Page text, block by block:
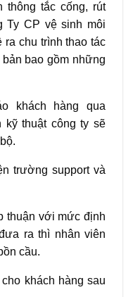
thông tắc cống, rút
Ty CP vệ sinh môi
chu trình thao tác
bao gồm những
khách hàng qua
kỹ thuật công ty sẽ
trường support và
thuận với mức định
ra thì nhân viên
cầu.
khách hàng sau